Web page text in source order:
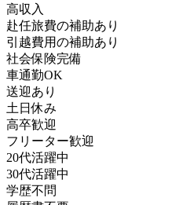
高収入
赴任旅費の補助あり
引越費用の補助あり
社会保険完備
車通勤OK
送迎あり
土日休み
高卒歓迎
フリーター歓迎
20代活躍中
30代活躍中
学歴不問